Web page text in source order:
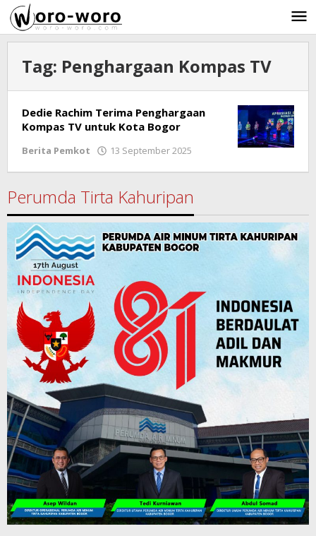
Skip
to
content
Tag: Penghargaan Kompas TV
Dedie Rachim Terima Penghargaan
Kompas TV untuk Kota Bogor
Berita Pemkot 13 September 2025
Perumda Tirta Kahuripan